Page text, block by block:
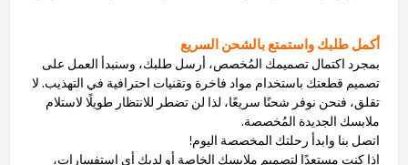
أكمل طلبك واستمتع بالشحن السريع
بمجرد اكتمال تصميمك المُخصص، أرسل طلبك، وسنبدأ العمل على
تصميم قطعتك باستخدام مواد فاخرة وتقنيات احترافية في التهذيب. لا
تقلق، فنحن نوفر شحنًا سريعًا، لذا لن تضطر للانتظار طويلًا لاستلام
ملابسك الجديدة المُخصصة.
اتصل بنا وابدأ رحلتك المخصصة اليوم!
إذا كنت مستعدًا لتصميم ملابسك الخاصة أو لديك أي استفسارات،